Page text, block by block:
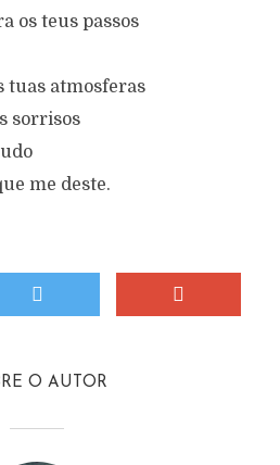
os teus passos
tuas atmosferas
sorrisos
me deste.
O AUTOR